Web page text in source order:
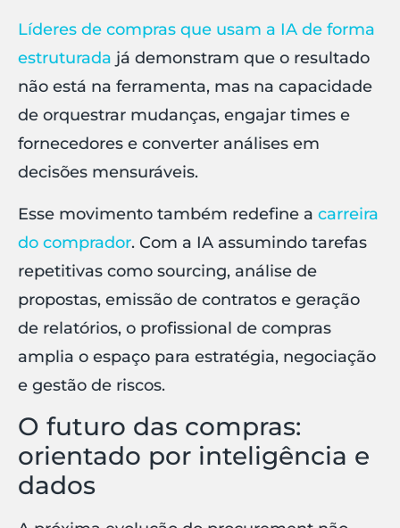
Líderes de compras que usam a IA de forma
estruturada já demonstram que o resultado
não está na ferramenta, mas na capacidade
de orquestrar mudanças, engajar times e
fornecedores e converter análises em
decisões mensuráveis.
Esse movimento também redefine a carreira
do comprador. Com a IA assumindo tarefas
repetitivas como sourcing, análise de
propostas, emissão de contratos e geração
de relatórios, o profissional de compras
amplia o espaço para estratégia, negociação
e gestão de riscos.
O futuro das compras:
orientado por inteligência e
dados